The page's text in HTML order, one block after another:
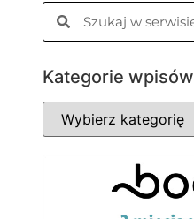
Kategorie wpisów